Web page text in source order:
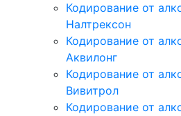
Кодирование от
Налтрексон
Кодирование от
Аквилонг
Кодирование от
Вивитрол
Кодирование от